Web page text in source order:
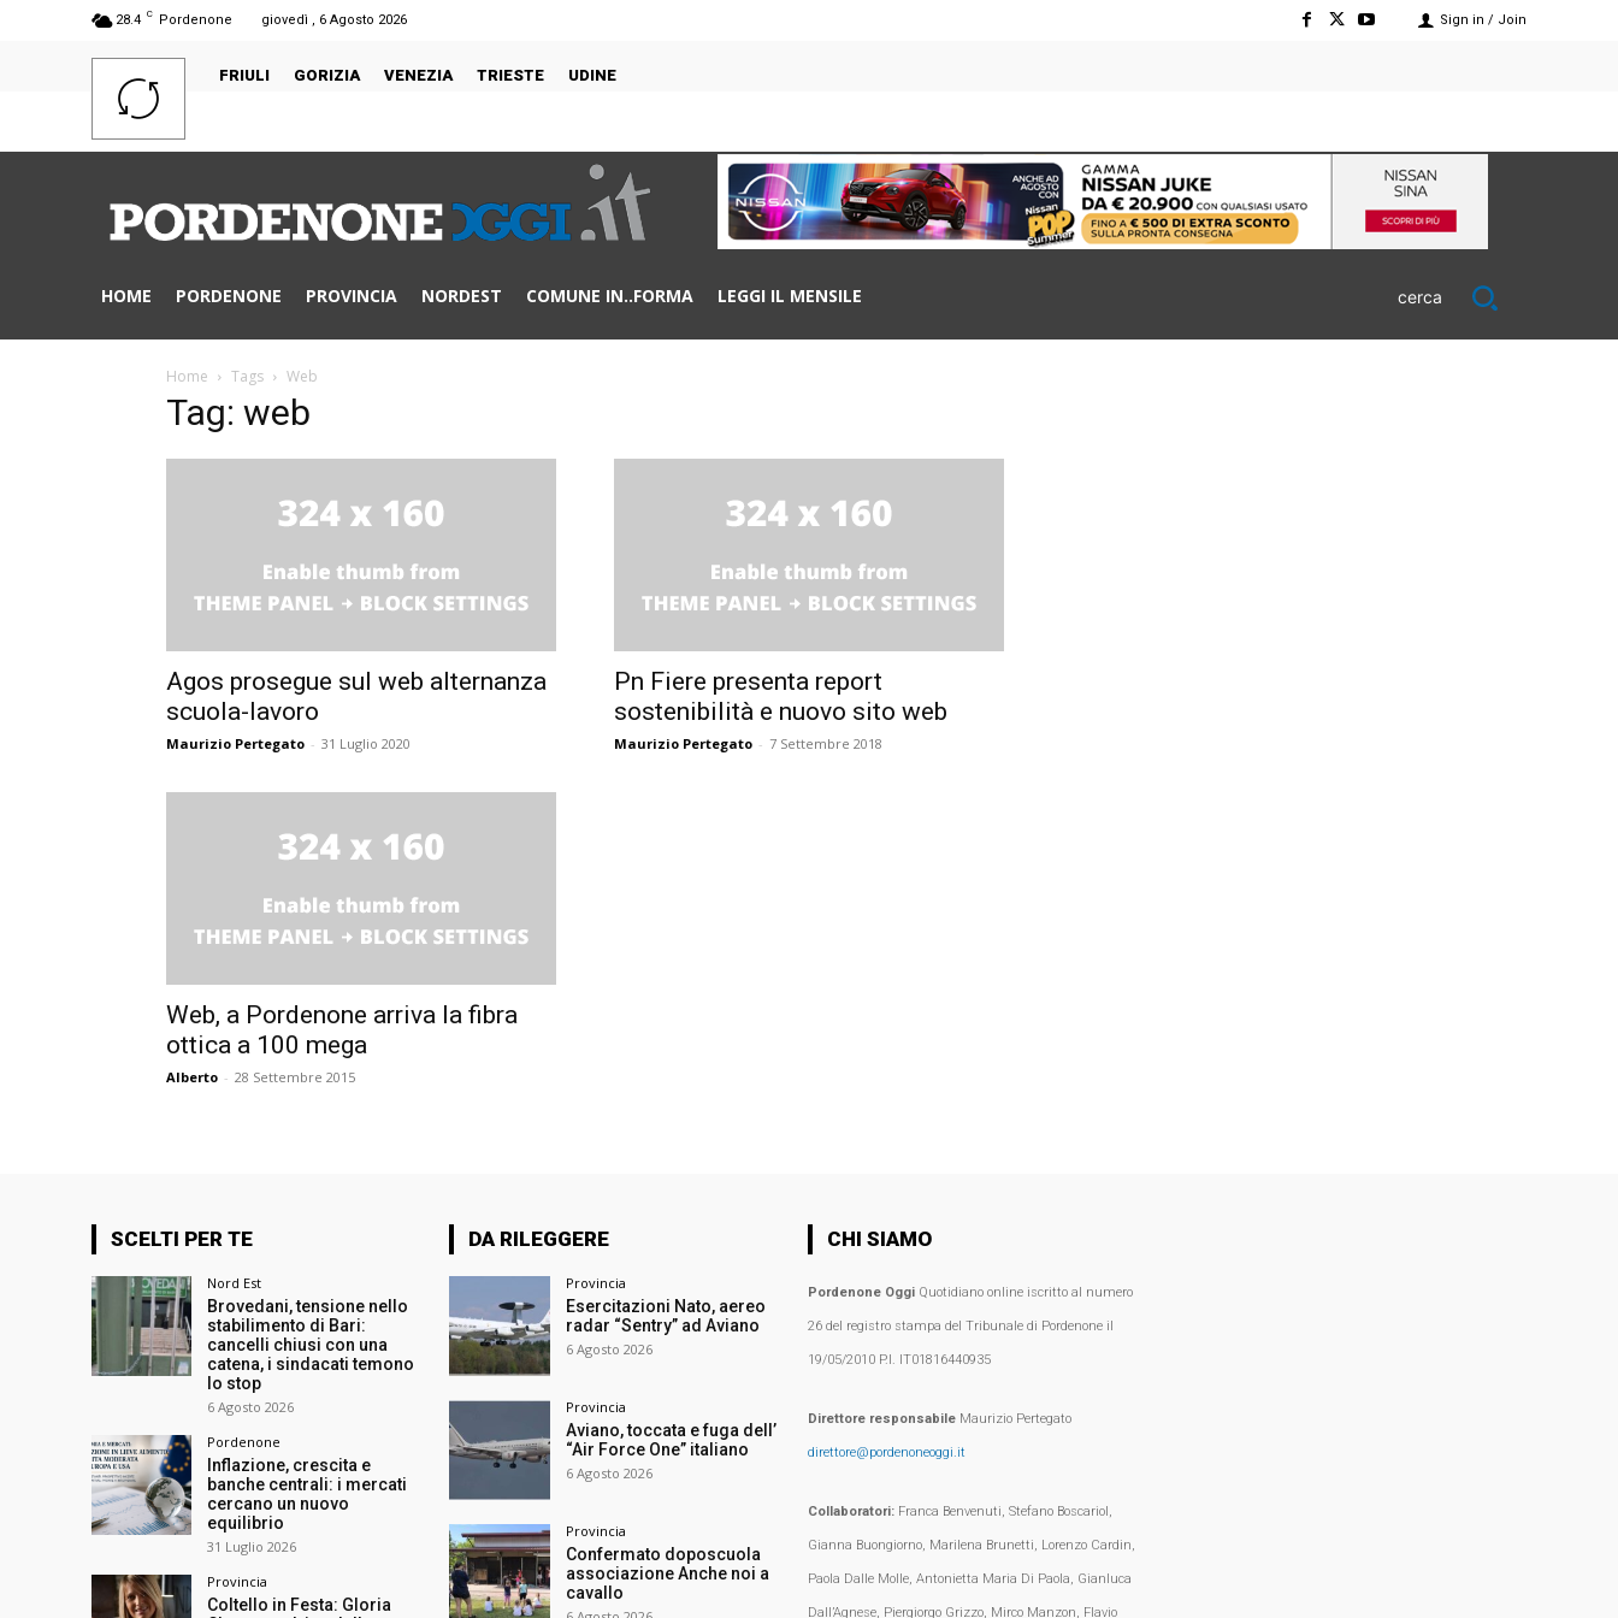
28.4 C Pordenone giovedì , 6 Agosto 2026 Sign in / Join
FRIULI GORIZIA VENEZIA TRIESTE UDINE
HOME PORDENONE PROVINCIA NORDEST COMUNE IN..FORMA LEGGI IL MENSILE cerca
Home Tags Web
Tag: web
Agos prosegue sul web alternanza
scuola-lavoro
Maurizio Pertegato - 31 Luglio 2020
Pn Fiere presenta report
sostenibilità e nuovo sito web
Maurizio Pertegato - 7 Settembre 2018
Web, a Pordenone arriva la fibra
ottica a 100 mega
Alberto - 28 Settembre 2015
SCELTI PER TE
Nord Est
Brovedani, tensione nello
stabilimento di Bari:
cancelli chiusi con una
catena, i sindacati temono
lo stop
6 Agosto 2026
Pordenone
Inflazione, crescita e
banche centrali: i mercati
cercano un nuovo
equilibrio
31 Luglio 2026
Provincia
Coltello in Festa: Gloria
DA RILEGGERE
Provincia
Esercitazioni Nato, aereo
radar “Sentry” ad Aviano
6 Agosto 2026
Provincia
Aviano, toccata e fuga dell’
“Air Force One” italiano
6 Agosto 2026
Provincia
Confermato doposcuola
associazione Anche noi a
cavallo
CHI SIAMO
Pordenone OggiQuotidiano online iscritto al numero
26 del registro stampa del Tribunale di Pordenone il
19/05/2010 P.I. IT01816440935
Direttore responsabileMaurizio Pertegato
direttore@pordenoneoggi.it
Collaboratori:Franca Benvenuti, Stefano Boscariol,
Gianna Buongiorno, Marilena Brunetti, Lorenzo Cardin,
Paola Dalle Molle, Antonietta Maria Di Paola, Gianluca
Dall’Agnese, Piergiorgo Grizzo, Mirco Manzon, Flavio